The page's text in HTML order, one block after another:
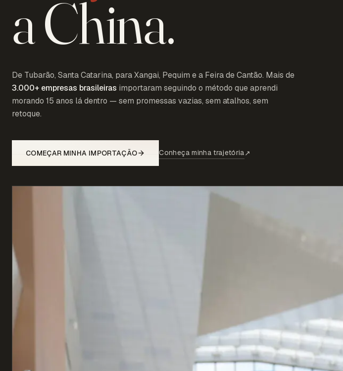
a China.
De Tubarão, Santa Catarina, para Xangai, Pequim e a Feira de Cantão. Mais de
3.000+ empresas brasileiras importaram seguindo o método que aprendi
morando 15 anos lá dentro — sem promessas vazias, sem atalhos, sem
retoque.
COMEÇAR MINHA IMPORTAÇÃO Conheça minha trajetória↗